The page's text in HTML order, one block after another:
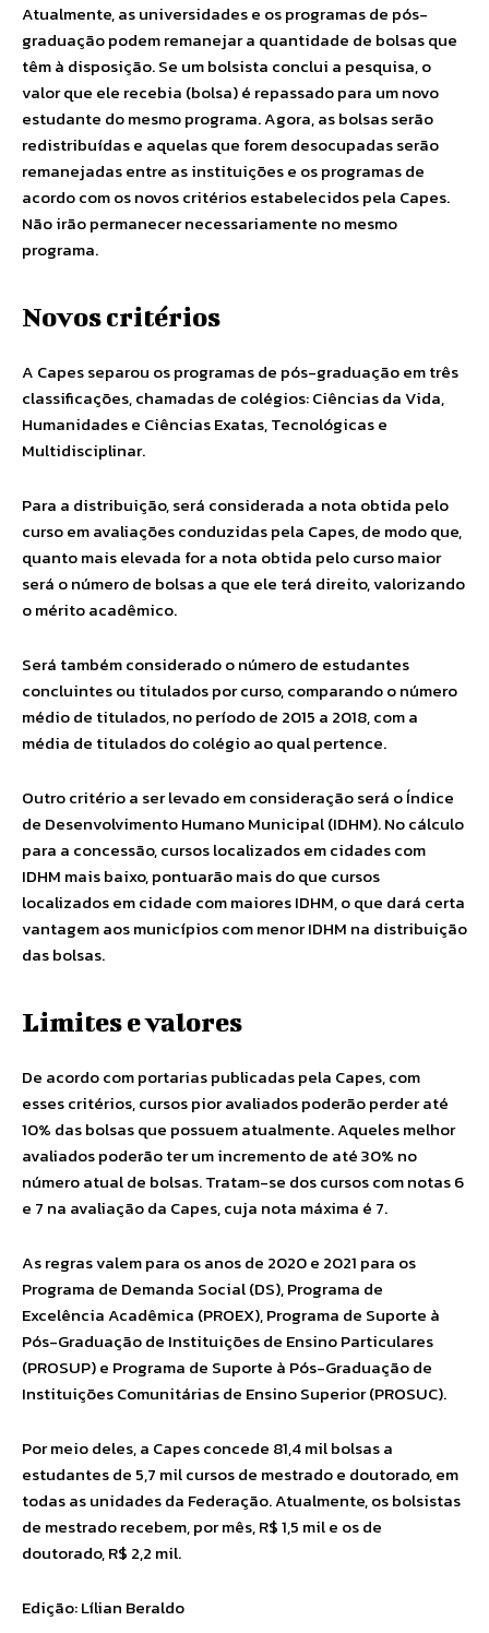
Atualmente, as universidades e os programas de pós-
graduação podem remanejar a quantidade de bolsas que
têm à disposição. Se um bolsista conclui a pesquisa, o
valor que ele recebia (bolsa) é repassado para um novo
estudante do mesmo programa. Agora, as bolsas serão
redistribuídas e aquelas que forem desocupadas serão
remanejadas entre as instituições e os programas de
acordo com os novos critérios estabelecidos pela Capes.
Não irão permanecer necessariamente no mesmo
programa.
Novos critérios
A Capes separou os programas de pós-graduação em três
classificações, chamadas de colégios: Ciências da Vida,
Humanidades e Ciências Exatas, Tecnológicas e
Multidisciplinar.
Para a distribuição, será considerada a nota obtida pelo
curso em avaliações conduzidas pela Capes, de modo que,
quanto mais elevada for a nota obtida pelo curso maior
será o número de bolsas a que ele terá direito, valorizando
o mérito acadêmico.
Será também considerado o número de estudantes
concluintes ou titulados por curso, comparando o número
médio de titulados, no período de 2015 a 2018, com a
média de titulados do colégio ao qual pertence.
Outro critério a ser levado em consideração será o Índice
de Desenvolvimento Humano Municipal (IDHM). No cálculo
para a concessão, cursos localizados em cidades com
IDHM mais baixo, pontuarão mais do que cursos
localizados em cidade com maiores IDHM, o que dará certa
vantagem aos municípios com menor IDHM na distribuição
das bolsas.
Limites e valores
De acordo com portarias publicadas pela Capes, com
esses critérios, cursos pior avaliados poderão perder até
10% das bolsas que possuem atualmente. Aqueles melhor
avaliados poderão ter um incremento de até 30% no
número atual de bolsas. Tratam-se dos cursos com notas 6
e 7 na avaliação da Capes, cuja nota máxima é 7.
As regras valem para os anos de 2020 e 2021 para os
Programa de Demanda Social (DS), Programa de
Excelência Acadêmica (PROEX), Programa de Suporte à
Pós-Graduação de Instituições de Ensino Particulares
(PROSUP) e Programa de Suporte à Pós-Graduação de
Instituições Comunitárias de Ensino Superior (PROSUC).
Por meio deles, a Capes concede 81,4 mil bolsas a
estudantes de 5,7 mil cursos de mestrado e doutorado, em
todas as unidades da Federação. Atualmente, os bolsistas
de mestrado recebem, por mês, R$ 1,5 mil e os de
doutorado, R$ 2,2 mil.
Edição: Lílian Beraldo